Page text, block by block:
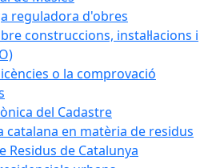
reguladora d'obres
construccions, instal·lacions i
o la comprovació
del Cadastre
catalana en matèria de residus
Residus de Catalunya